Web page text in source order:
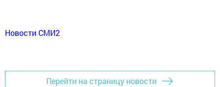
Новости СМИ2
Перейти на страницу новости